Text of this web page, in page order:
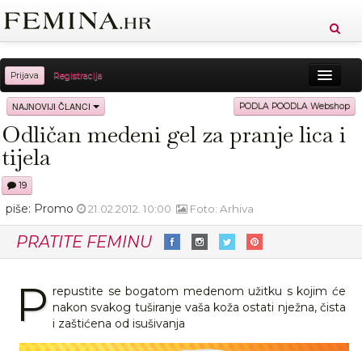
Prijava Registracija
Sreća Zdravlje Vitkost
Moda Ljubav Relax Putovanja Recepti
NAJNOVIJI ČLANCI PODLA POODLA Webshop
Odličan medeni gel za pranje lica i
tijela
19
piše: Promo 21.02.2012. 10:00 Foto: Arhiva
PRATITE FEMINU
P repustite se bogatom medenom užitku s kojim će
nakon svakog tuširanje vaša koža ostati nježna, čista
i zaštićena od isušivanja